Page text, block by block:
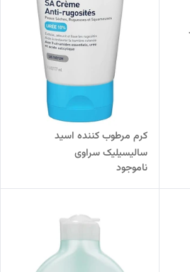
کرم مرطوب کننده اسید
سالیسیلیک سراوی
ناموجود